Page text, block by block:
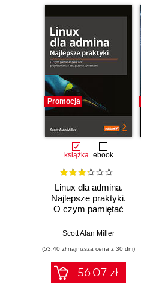
Promocja
książka ebook
Linux dla admina.
Najlepsze praktyki.
O czym pamiętać
projektowania i
systemami
Scott Alan Miller
(53,40 zł najniższa cena z 30 dni)
56.07 zł